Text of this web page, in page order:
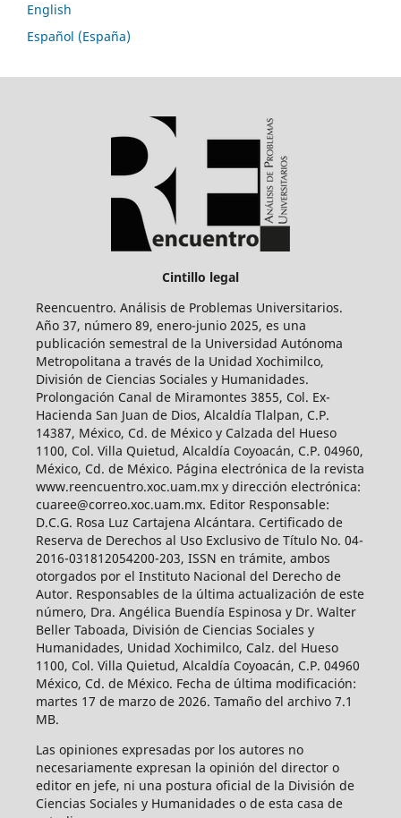
English
Español (España)
Cintillo legal
Reencuentro. Análisis de Problemas Universitarios.
Año 37, número 89, enero-junio 2025, es una
publicación semestral de la Universidad Autónoma
Metropolitana a través de la Unidad Xochimilco,
División de Ciencias Sociales y Humanidades.
Prolongación Canal de Miramontes 3855, Col. Ex-
Hacienda San Juan de Dios, Alcaldía Tlalpan, C.P.
14387, México, Cd. de México y Calzada del Hueso
1100, Col. Villa Quietud, Alcaldía Coyoacán, C.P. 04960,
México, Cd. de México. Página electrónica de la revista
www.reencuentro.xoc.uam.mx y dirección electrónica:
cuaree@correo.xoc.uam.mx. Editor Responsable:
D.C.G. Rosa Luz Cartajena Alcántara. Certificado de
Reserva de Derechos al Uso Exclusivo de Título No. 04-
2016-031812054200-203, ISSN en trámite, ambos
otorgados por el Instituto Nacional del Derecho de
Autor. Responsables de la última actualización de este
número, Dra. Angélica Buendía Espinosa y Dr. Walter
Beller Taboada, División de Ciencias Sociales y
Humanidades, Unidad Xochimilco, Calz. del Hueso
1100, Col. Villa Quietud, Alcaldía Coyoacán, C.P. 04960
México, Cd. de México. Fecha de última modificación:
martes 17 de marzo de 2026. Tamaño del archivo 7.1
MB.
Las opiniones expresadas por los autores no
necesariamente expresan la opinión del director o
editor en jefe, ni una postura oficial de la División de
Ciencias Sociales y Humanidades o de esta casa de